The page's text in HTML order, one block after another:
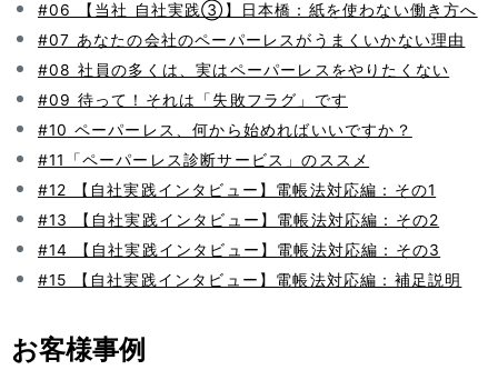
#06 【当社 自社実践③】日本橋：紙を使わない働き方へ
#07 あなたの会社のペーパーレスがうまくいかない理由
#08 社員の多くは、実はペーパーレスをやりたくない
#09 待って！それは「失敗フラグ」です
#10 ペーパーレス、何から始めればいいですか？
#11「ペーパーレス診断サービス」のススメ
#12 【自社実践インタビュー】電帳法対応編：その1
#13 【自社実践インタビュー】電帳法対応編：その2
#14 【自社実践インタビュー】電帳法対応編：その3
#15 【自社実践インタビュー】電帳法対応編：補足説明
お客様事例